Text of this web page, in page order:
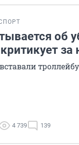
об
критикует
4 739 139